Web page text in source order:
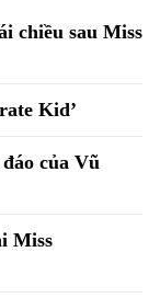
chiều sau Miss
Kid’
của Vũ
Miss